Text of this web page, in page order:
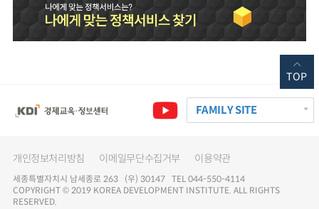
FAMILY SITE
개인정보처리방침 이메일무단수집거부 이용약관
세종특별자치시 남세종로 263 (우) 30147 TEL 044-550-4114
COPYRIGHT © 2019 KOREA DEVELOPMENT INSTITUTE. ALL RIGHTS
RESERVED.
TOP